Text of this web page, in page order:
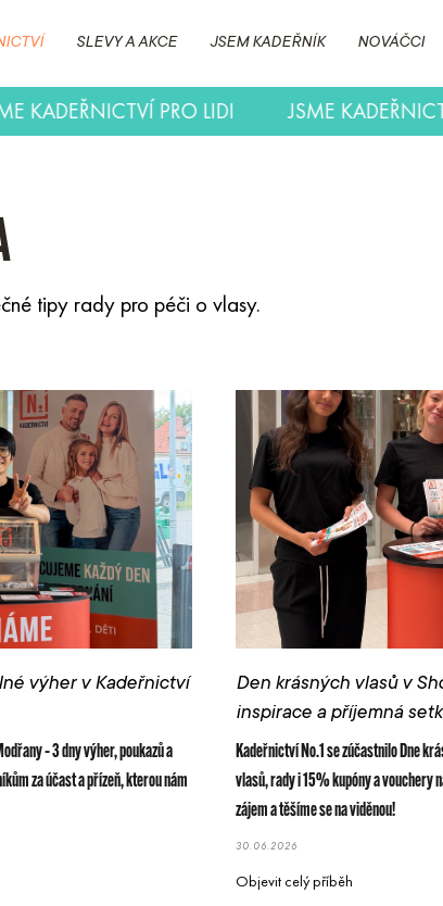
SLEVY A AKCE JSEM KADEŘNÍK NOVÁČCI
JSME KADEŘNICTVÍ PRO LIDI JSME
tipy rady pro péči o vlasy.
výher v Kadeřnictví
– 3 dny výher, poukazů a
za účast a přízeň, kterou nám
Den krásných vlasů v
inspirace a příjemná
Kadeřnictví No.1 se zúčastnilo Dne
vlasů, rady i 15% kupóny a vouchery
zájem a těšíme se na viděnou!
30.06.2026
Objevit celý příběh